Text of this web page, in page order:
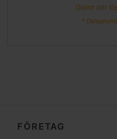
Glömt ditt
FÖRETAG